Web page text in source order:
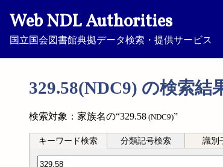
Web NDL Authorities
国立国会図書館典拠データ検索・提供サービス
329.58(NDC9) の検索結
検索対象：家族名の“329.58 (NDC9)”
キーワード検索 分類記号検索 識別
分類記号検索